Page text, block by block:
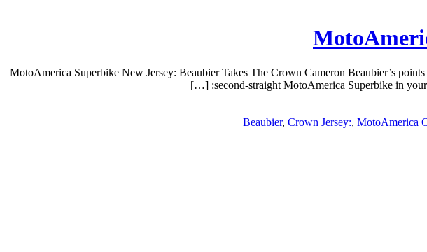
MotoAmerica Superbike New Jersey: Beaubier Takes The Crown Cameron Beaubier’s
second-straight MotoAmerica Superbike in
Beaubier, Crown Jersey:, MotoAmerica